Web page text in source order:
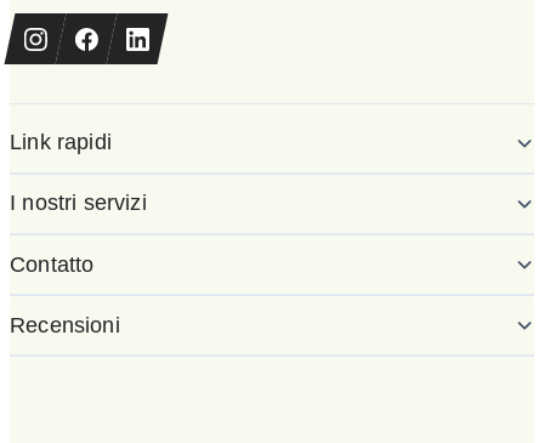
Link rapidi
I nostri servizi
Contatto
Recensioni